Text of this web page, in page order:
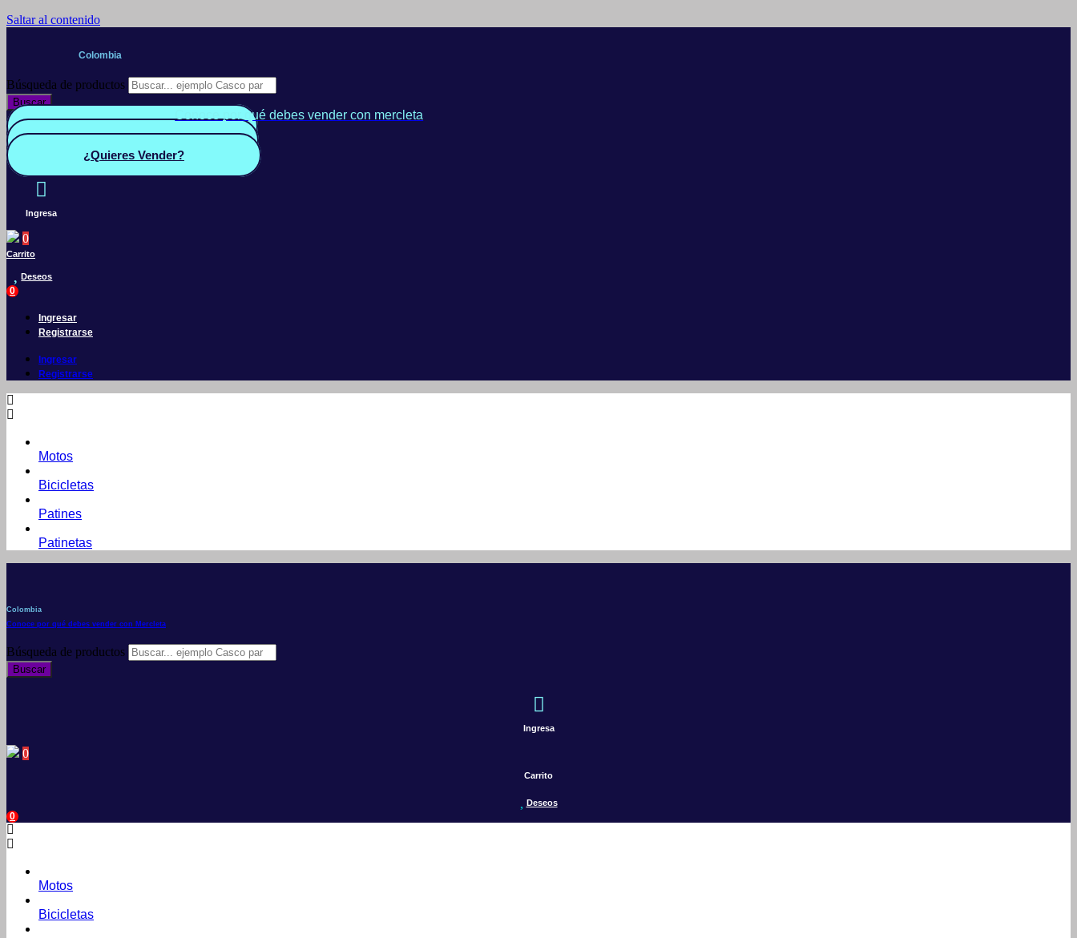
Saltar al contenido
Colombia
Búsqueda de productos
Buscar
Conoce por qué debes vender con mercleta
¿Quieres Vender?
Ingresa
0
Carrito
Deseos
0
Ingresar
Registrarse
Ingresar
Registrarse
Motos
Bicicletas
Patines
Patinetas
Colombia
Conoce por qué debes vender con Mercleta
Búsqueda de productos
Buscar
Ingresa
0
Carrito
Deseos
0
Motos
Bicicletas